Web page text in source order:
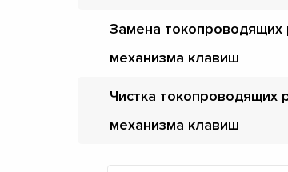
Замена токопроводящих
механизма клавиш
Чистка токопроводящих
механизма клавиш